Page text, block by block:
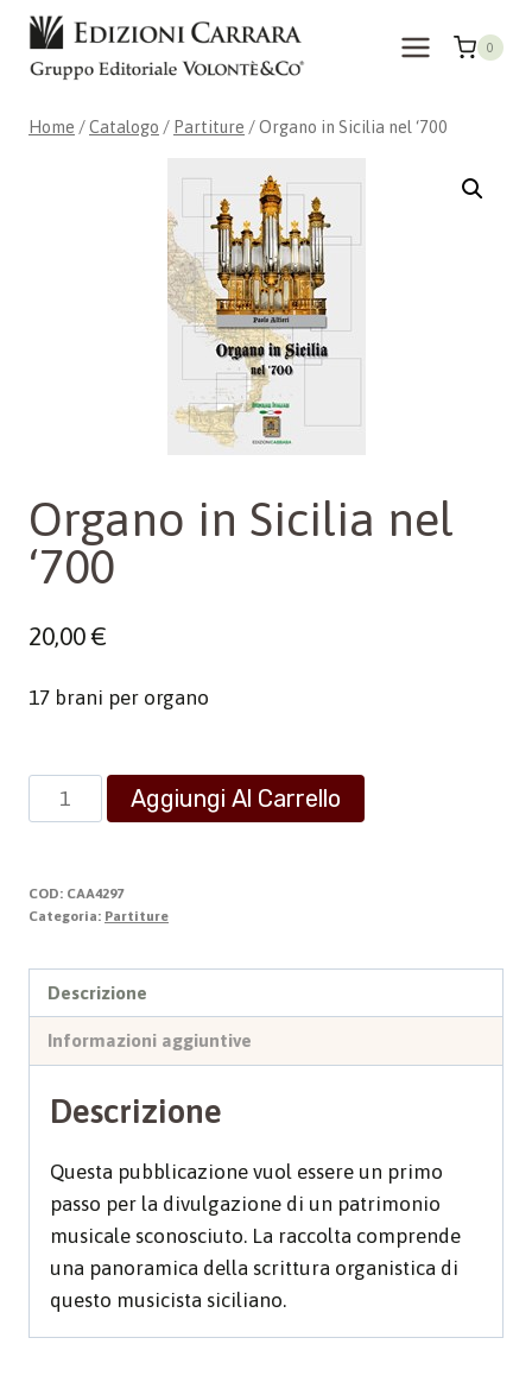
Salta
contenuto
0
Home /Catalogo / Partiture /Organo in Sicilia nel ‘700
Organo in Sicilia nel
‘700
20,00€
17 brani per organo
Organo
in
nel
'700
Aggiungi Al Carrello
COD: CAA4297
Categoria: Partiture
Descrizione
Informazioni aggiuntive
Descrizione
Questa pubblicazione vuol essere un primo
passo per la divulgazione di un patrimonio
musicale sconosciuto. La raccolta comprende
una panoramica della scrittura organistica di
questo musicista siciliano.